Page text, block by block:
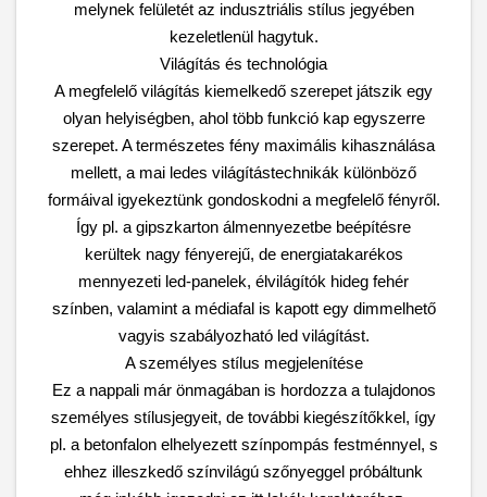
melynek felületét az indusztriális stílus jegyében
kezeletlenül hagytuk.
Világítás és technológia
A megfelelő világítás kiemelkedő szerepet játszik egy
olyan helyiségben, ahol több funkció kap egyszerre
szerepet. A természetes fény maximális kihasználása
mellett, a mai ledes világítástechnikák különböző
formáival igyekeztünk gondoskodni a megfelelő fényről.
Így pl. a gipszkarton álmennyezetbe beépítésre
kerültek nagy fényerejű, de energiatakarékos
mennyezeti led-panelek, élvilágítók hideg fehér
színben, valamint a médiafal is kapott egy dimmelhető
vagyis szabályozható led világítást.
A személyes stílus megjelenítése
Ez a nappali már önmagában is hordozza a tulajdonos
személyes stílusjegyeit, de további kiegészítőkkel, így
pl. a betonfalon elhelyezett színpompás festménnyel, s
ehhez illeszkedő színvilágú szőnyeggel próbáltunk